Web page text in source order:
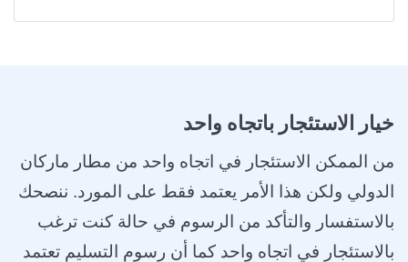
خيار الاستئجار باتجاه واحد
من الممكن الاستئجار في اتجاه واحد من مطار ماركان
الدولي ولكن هذا الأمر يعتمد فقط على المورد. ننصحك
بالاستفسار والتأكد من الرسوم في حالة كنت ترغب
بالاستئجار في اتجاه واحد كما أن رسوم التسليم تعتمد